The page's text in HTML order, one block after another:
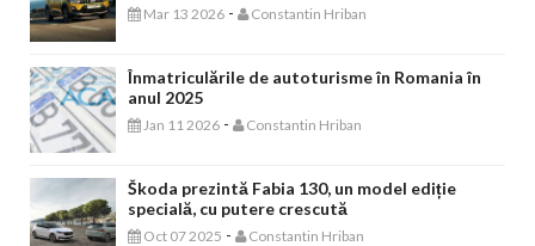
Mar 13 2026 - Constantin Hriban
Înmatriculările de autoturisme în Romania în
anul 2025
Jan 11 2026 - Constantin Hriban
Škoda prezintă Fabia 130, un model ediție
specială, cu putere crescută
Oct 07 2025 - Constantin Hriban